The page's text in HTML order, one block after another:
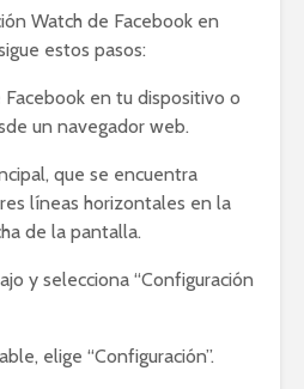
Watch de Facebook en
estos pasos:
Facebook en tu dispositivo o
un navegador web.
que se encuentra
líneas horizontales en la
de la pantalla.
y selecciona “Configuración
elige “Configuración”.